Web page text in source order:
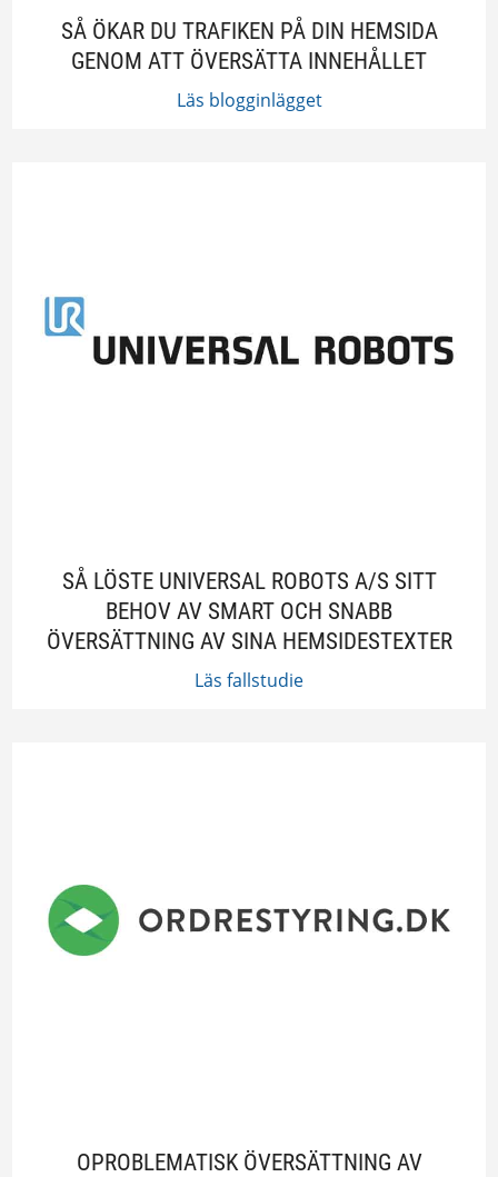
SÅ ÖKAR DU TRAFIKEN PÅ DIN HEMSIDA
GENOM ATT ÖVERSÄTTA INNEHÅLLET
Läs blogginlägget
SÅ LÖSTE UNIVERSAL ROBOTS A/S SITT
BEHOV AV SMART OCH SNABB
ÖVERSÄTTNING AV SINA HEMSIDESTEXTER
Läs fallstudie
OPROBLEMATISK ÖVERSÄTTNING AV